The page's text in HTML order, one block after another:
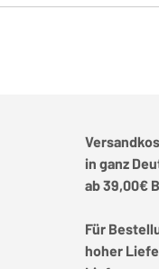
in ganz
ab 39,00€
Für
hoher